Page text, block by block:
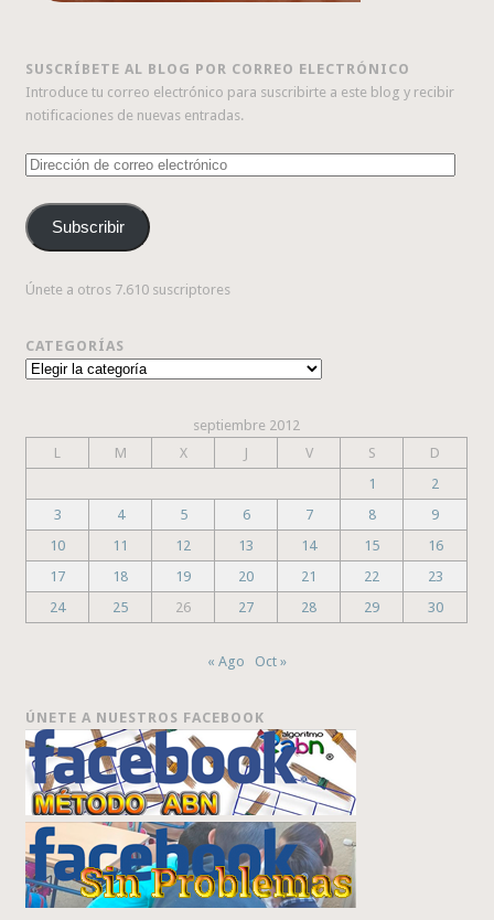
SUSCRÍBETE AL BLOG POR CORREO ELECTRÓNICO
Introduce tu correo electrónico para suscribirte a este blog y recibir
notificaciones de nuevas entradas.
Dirección
correo
electrónico
Subscribir
Únete a otros 7.610 suscriptores
CATEGORÍAS
Categorías
septiembre 2012
L
M X J V S
D
1
2
3
4 5 6 7 8
9
10
11 12 13 14 15
16
17
18 19 20 21 22
23
24
25 26 27 28 29 30
« Ago Oct »
ÚNETE A NUESTROS FACEBOOK